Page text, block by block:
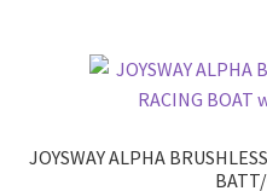
JOYSWAY ALPHA